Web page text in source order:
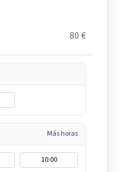
80 €
Más horas
10:00